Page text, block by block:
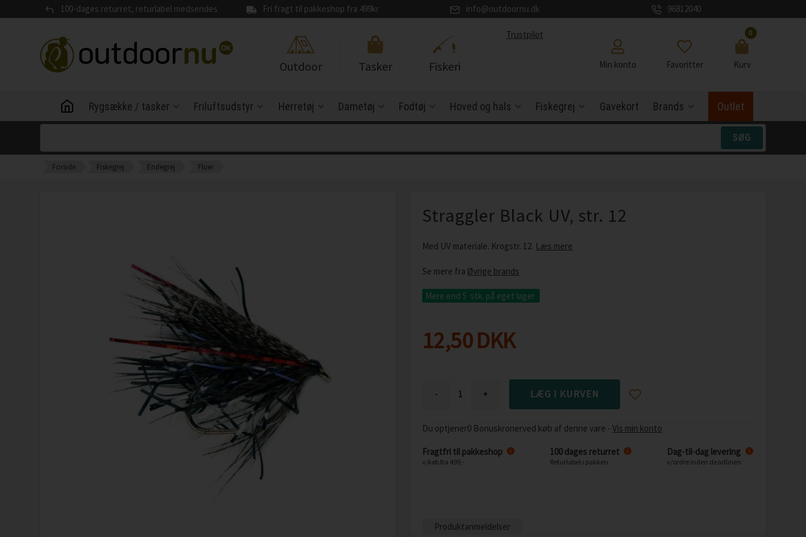
100-dages returret, returlabel medsendes Fri fragt til pakkeshop fra 499kr info@outdoornu.dk 96812040
Outdoor Tasker Fiskeri
Trustpilot
Min konto Favoritter
0
Kurv
Rygsække / tasker Friluftsudstyr Herretøj Dametøj Fodtøj Hoved og hals Fiskegrej Gavekort Brands Outlet
Forside Fiskegrej Endegrej Fluer
Straggler Black UV, str. 12
Med UV materiale. Krogstr. 12. Læs mere
Se mere fra Øvrige brands
Mere end 5 stk. på eget lager
12,50DKK
- +
Du optjener0 Bonuskronerved køb af denne vare -Vis min konto
Fragtfri til pakkeshop
v/køb fra 499,-
i 100 dages returret
Returlabel i pakken
i Dag-til-dag levering
v/ordre inden deadlinen
i
Produktanmeldelser